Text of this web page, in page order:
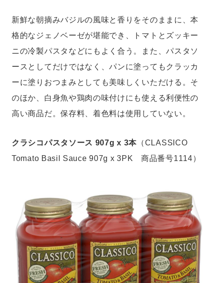
新鮮な朝摘みバジルの風味と香りをそのままに、本
格的なジェノベーゼが堪能でき、トマトとズッキー
ニの冷製パスタなどにもよく合う。また、パスタソ
ースとしてだけではなく、パンに塗ってもクラッカ
ーに塗りおつまみとしても美味しくいただける。そ
のほか、白身魚や鶏肉の味付けにも使える利便性の
高い商品だ。保存料、着色料は使用していない。
クラシコパスタソース 907g x 3本 （CLASSICO
Tomato Basil Sauce 907g x 3PK 商品番号1114）